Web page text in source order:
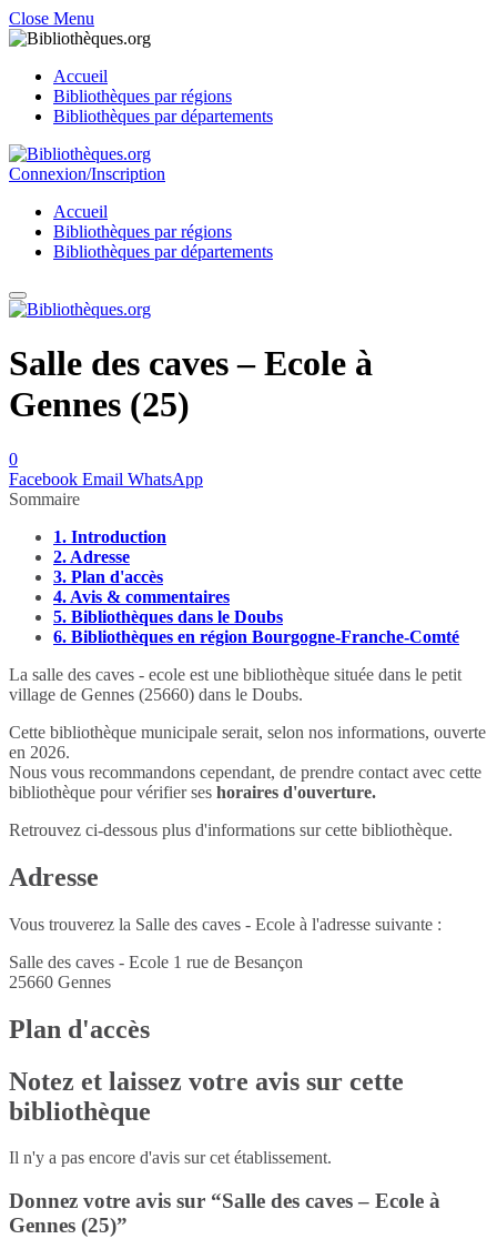
Close Menu
Accueil
Bibliothèques par régions
Bibliothèques par départements
Connexion/Inscription
Accueil
Bibliothèques par régions
Bibliothèques par départements
Salle des caves – Ecole à
Gennes (25)
0
Facebook Email WhatsApp
Sommaire
1. Introduction
2. Adresse
3. Plan d'accès
4. Avis & commentaires
5. Bibliothèques dans le Doubs
6. Bibliothèques en région Bourgogne-Franche-Comté
La salle des caves - ecole est une bibliothèque située dans le petit
village de Gennes (25660) dans le Doubs.
Cette bibliothèque municipale serait, selon nos informations, ouverte
en 2026.
Nous vous recommandons cependant, de prendre contact avec cette
bibliothèque pour vérifier ses horaires d'ouverture.
Retrouvez ci-dessous plus d'informations sur cette bibliothèque.
Adresse
Vous trouverez la Salle des caves - Ecole à l'adresse suivante :
Salle des caves - Ecole 1 rue de Besançon
25660 Gennes
Plan d'accès
Notez et laissez votre avis sur cette
bibliothèque
Il n'y a pas encore d'avis sur cet établissement.
Donnez votre avis sur “Salle des caves – Ecole à
Gennes (25)”